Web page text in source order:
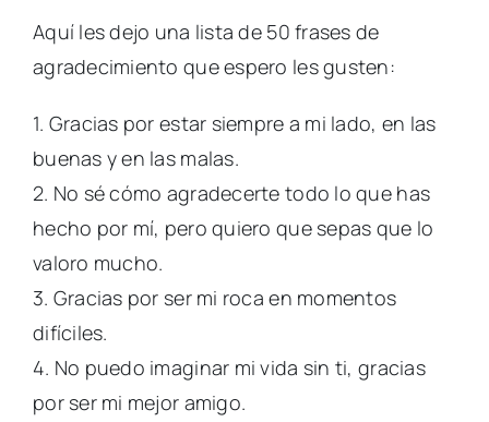
Aquí les dejo una lista de 50 frases de
agradecimiento que espero les gusten:
1. Gracias por estar siempre a mi lado, en las
buenas y en las malas.
2. No sé cómo agradecerte todo lo que has
hecho por mí, pero quiero que sepas que lo
valoro mucho.
3. Gracias por ser mi roca en momentos
difíciles.
4. No puedo imaginar mi vida sin ti, gracias
por ser mi mejor amigo.